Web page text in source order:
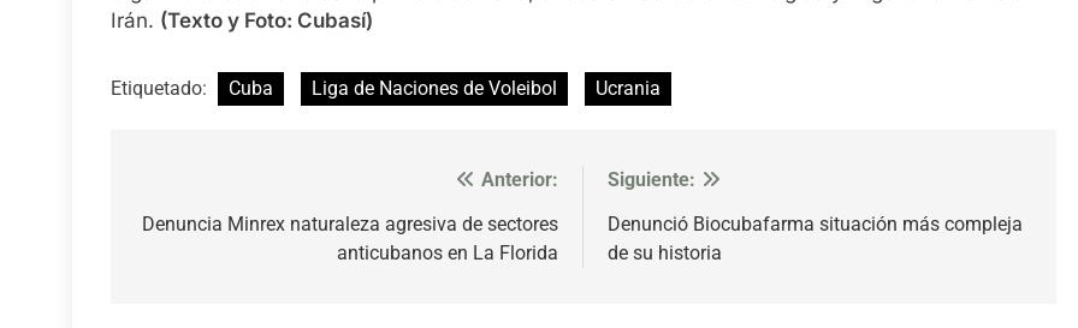
Irán. (Texto y Foto: Cubasí)
Etiquetado: Cuba Liga de Naciones de Voleibol Ucrania
de
Anterior:
Denuncia Minrex naturaleza agresiva de sectores
anticubanos en La Florida
Siguiente:
Denunció Biocubafarma situación más compleja
de su historia